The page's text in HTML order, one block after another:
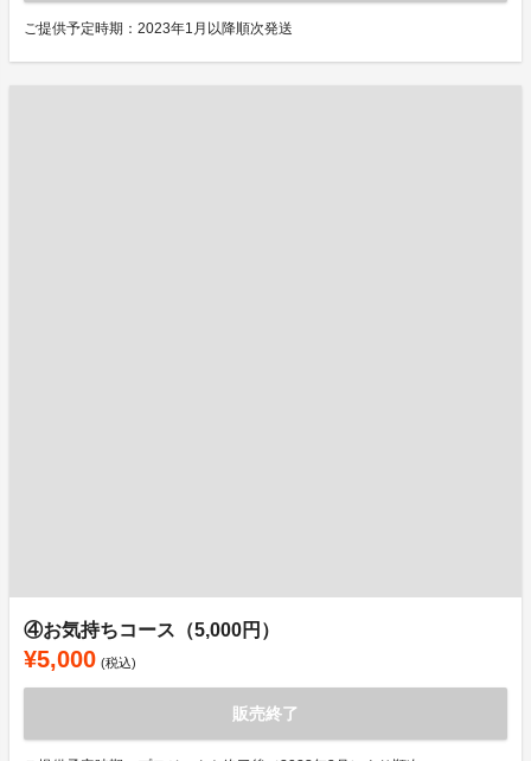
ご提供予定時期：2023年1月以降順次発送
④お気持ちコース（5,000円）
¥5,000 (税込)
販売終了